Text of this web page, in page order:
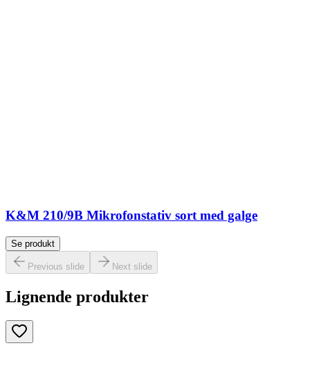
K&M 210/9B Mikrofonstativ sort med galge
Se produkt
Previous slide Next slide
Lignende produkter